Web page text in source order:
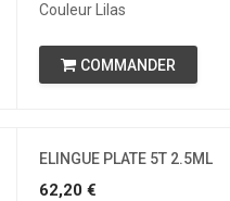
Couleur Lilas
COMMANDER
ELINGUE PLATE 5T 2.5ML
62,20€